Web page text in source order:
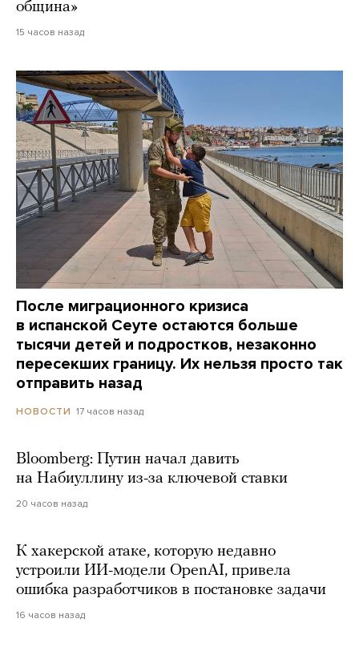
община»
15 часов назад
После миграционного кризиса
в испанской Сеуте остаются больше
тысячи детей и подростков, незаконно
пересекших границу. Их нельзя просто так
отправить назад
НОВОСТИ 17 часов назад
Bloomberg: Путин начал давить
на Набиуллину из-за ключевой ставки
20 часов назад
К хакерской атаке, которую недавно
устроили ИИ-модели OpenAI, привела
ошибка разработчиков в постановке задачи
16 часов назад